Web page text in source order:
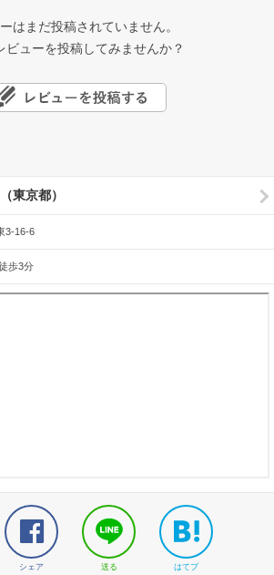
はまだ投稿されていません。
ビューを投稿してみませんか？
東京都）
3-16-6
歩3分
シェア 送る はてブ